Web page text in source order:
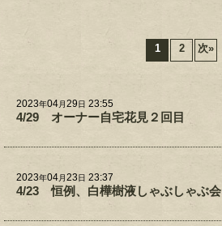
1 2 次»
2023年04月29日 23:55
4/29 オーナー自宅花見２回目
2023年04月23日 23:37
4/23 恒例、白樺樹液しゃぶしゃぶ会